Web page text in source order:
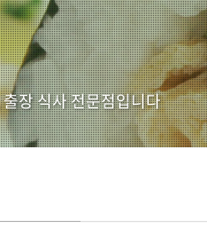
장 식사 전문점입니다